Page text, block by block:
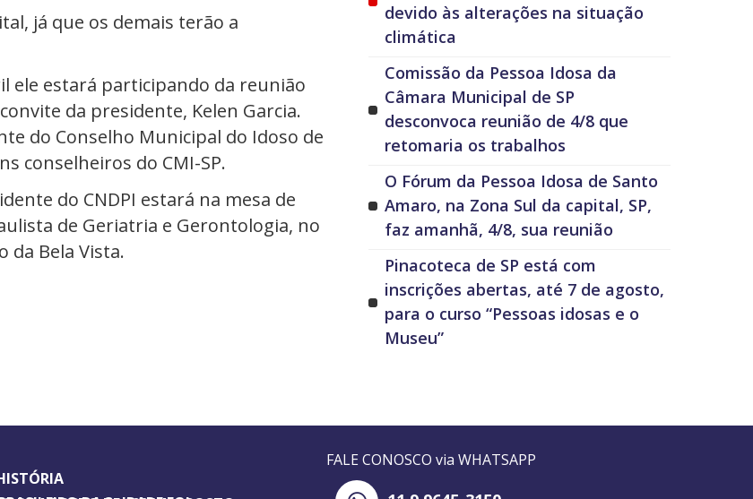
já que os demais terão a
ele estará participando da reunião
da presidente, Kelen Garcia.
do Conselho Municipal do Idoso de
conselheiros do CMI-SP.
do CNDPI estará na mesa de
de Geriatria e Gerontologia, no
da Bela Vista.
devido às alterações na situação
climática
Comissão da Pessoa Idosa da
Câmara Municipal de SP
desconvoca reunião de 4/8 que
retomaria os trabalhos
O Fórum da Pessoa Idosa de Santo
Amaro, na Zona Sul da capital, SP,
faz amanhã, 4/8, sua reunião
Pinacoteca de SP está com
inscrições abertas, até 7 de agosto,
para o curso “Pessoas idosas e o
Museu”
FALE CONOSCO via WHATSAPP